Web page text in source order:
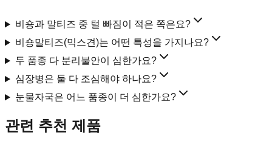
비숑과 말티즈 중 털 빠짐이 적은 쪽은요?
비숑말티즈(믹스견)는 어떤 특성을 가지나요?
두 품종 다 분리불안이 심한가요?
심장병은 둘 다 조심해야 하나요?
눈물자국은 어느 품종이 더 심한가요?
관련 추천 제품